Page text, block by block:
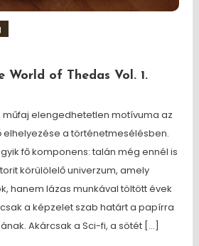
World of Thedas Vol. 1.
műfaj elengedhetetlen motívuma az
a történetmesélésben.
fő komponens: talán még ennél is
körülölelő univerzum, amely
hanem lázas munkával töltött évek
a képzelet szab határt a papírra
Akárcsak a Sci-fi, a sötét […]